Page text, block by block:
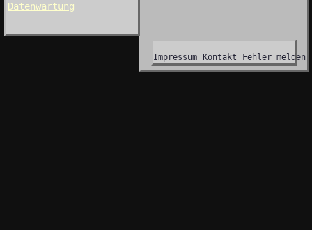
Datenwartung
Impressum Kontakt Fehler melden